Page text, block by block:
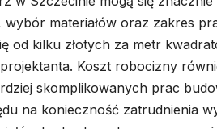
materiałów oraz zakres
od kilku złotych za metr
Koszt robocizny
skomplikowanych prac
na konieczność zatrudnienia